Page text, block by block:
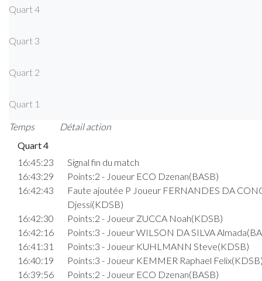
Quart 4
Quart 3
Quart 2
Quart 1
Temps
Détail action
Quart 4
16:45:23
Signal fin du match
16:43:29
Points:2 - Joueur ECO Dzenan(BASB)
16:42:43
Faute ajoutée P Joueur FERNANDES DA
Djessi(KDSB)
16:42:30
Points:2 - Joueur ZUCCA Noah(KDSB)
16:42:16
Points:3 - Joueur WILSON DA SILVA
16:41:31
Points:3 - Joueur KUHLMANN Steve(KDSB)
16:40:19
Points:3 - Joueur KEMMER Raphael
16:39:56
Points:2 - Joueur ECO Dzenan(BASB)